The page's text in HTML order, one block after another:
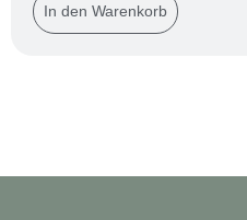
In den Warenkorb